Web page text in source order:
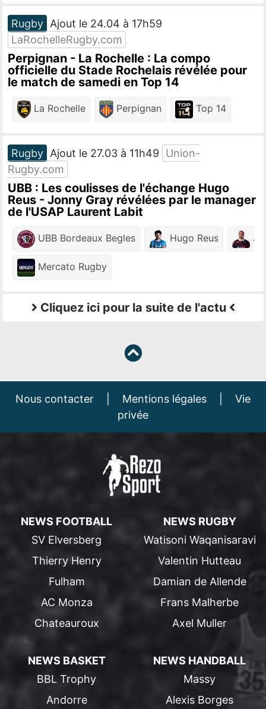
Rugby Ajout le 24.04 à 17h59
LaRochelleRugby.com
Perpignan - La Rochelle : La compo
officielle du Stade Rochelais révélée pour
le match de samedi en Top 14
La Rochelle Perpignan Top 14
Rugby Ajout le 27.03 à 11h49
Union-
Rugby.com
UBB : Les coulisses de l'échange Hugo
Reus - Jonny Gray révélées par le manager
de l'USAP Laurent Labit
UBB Bordeaux Begles Hugo Reus
Mercato Rugby
Cliquez ici pour la suite de l'actu
Nous contacter Mentions légales
Vie
privée
NEWS FOOTBALL
SV Elversberg
Thierry Henry
Fulham
AC Monza
Chateauroux
NEWS RUGBY
Watisoni Waqanisaravi
Valentin Hutteau
Damian de Allende
Frans Malherbe
Axel Muller
NEWS BASKET
BBL Trophy
Andorre
NEWS HANDBALL
Massy
Alexis Borges